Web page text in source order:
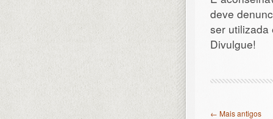
deve
ser utilizada
Divulgue!
← Mais antigos